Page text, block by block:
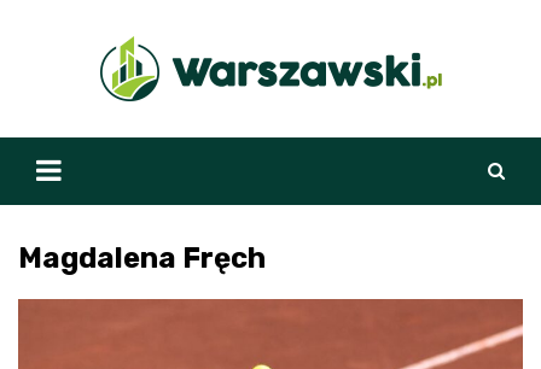
Magdalena Fręch